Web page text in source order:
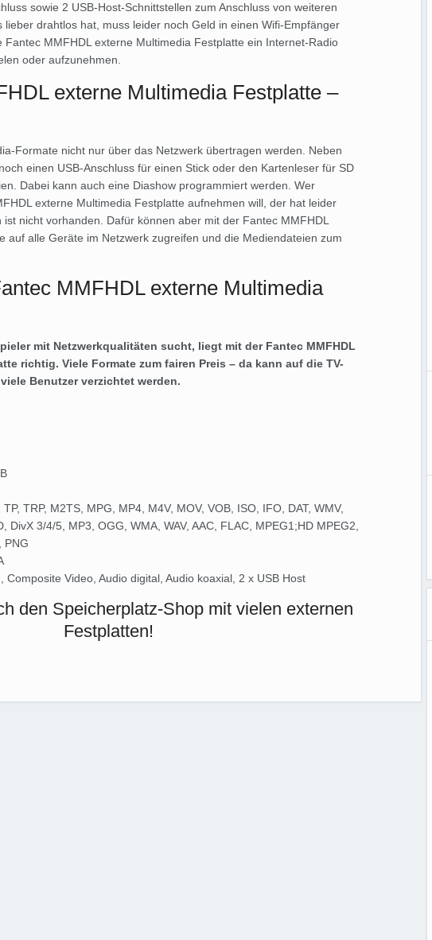
sowie 2 USB-Host-Schnittstellen zum Anschluss von weiteren
drahtlos hat, muss leider noch Geld in einen Wifi-Empfänger
Fantec MMFHDL externe Multimedia Festplatte ein Internet-Radio
oder aufzunehmen.
externe Multimedia Festplatte –
Formate nicht nur über das Netzwerk übertragen werden. Neben
einen USB-Anschluss für einen Stick oder den Kartenleser für SD
Dabei kann auch eine Diashow programmiert werden. Wer
externe Multimedia Festplatte aufnehmen will, der hat leider
nicht vorhanden. Dafür können aber mit der Fantec MMFHDL
auf alle Geräte im Netzwerk zugreifen und die Mediendateien zum
MMFHDL externe Multimedia
mit Netzwerkqualitäten sucht, liegt mit der Fantec MMFHDL
richtig. Viele Formate zum fairen Preis – da kann auf die TV-
Benutzer verzichtet werden.
TRP, M2TS, MPG, MP4, M4V, MOV, VOB, ISO, IFO, DAT, WMV,
DivX 3/4/5, MP3, OGG, WMA, WAV, AAC, FLAC, MPEG1;HD MPEG2,
PNG
Composite Video, Audio digital, Audio koaxial, 2 x USB Host
den Speicherplatz-Shop mit vielen externen
Festplatten!